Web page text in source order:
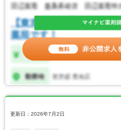
更新日：2026年7月2日